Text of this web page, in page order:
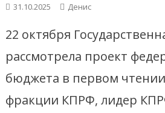
31.10.2025 Денис
22 октября
рассмотрела проект
бюджета в первом
фракции КПРФ, лидер